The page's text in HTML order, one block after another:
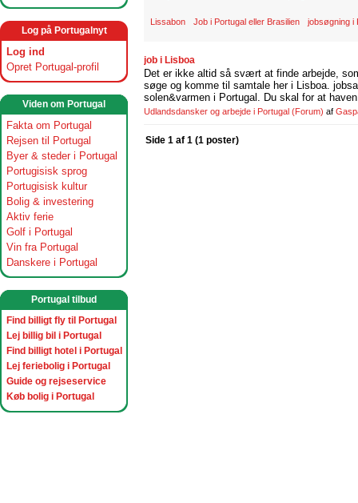
Log på Portugalnyt
Log ind
Opret Portugal-profil
Viden om Portugal
Fakta om Portugal
Rejsen til Portugal
Byer & steder i Portugal
Portugisisk sprog
Portugisisk kultur
Bolig & investering
Aktiv ferie
Golf i Portugal
Vin fra Portugal
Danskere i Portugal
Portugal tilbud
Find billigt fly til Portugal
Lej billig bil i Portugal
Find billigt hotel i Portugal
Lej feriebolig i Portugal
Guide og rejseservice
Køb bolig i Portugal
Lissabon Job i Portugal eller Brasilien jobsøgning i
job i Lisboa
Det er ikke altid så svært at finde arbejde,
søge og komme til samtale her i Lisboa.
solen&varmen i Portugal. Du skal for at
Udlandsdansker og arbejde i Portugal (Forum) af
Side 1 af 1 (1 poster)